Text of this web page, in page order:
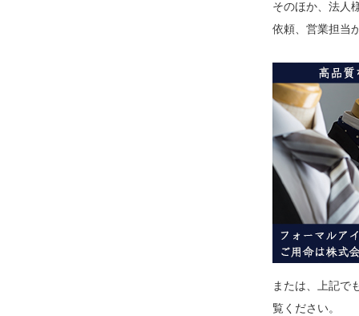
そのほか、法人
依頼、営業担当
または、上記で
覧ください。